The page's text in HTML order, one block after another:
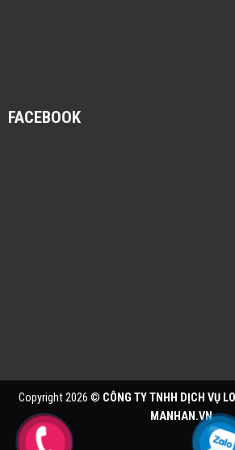
FACEBOOK
Copyright 2026 © CÔNG TY TNHH DỊCH VỤ
MANHAN.VN